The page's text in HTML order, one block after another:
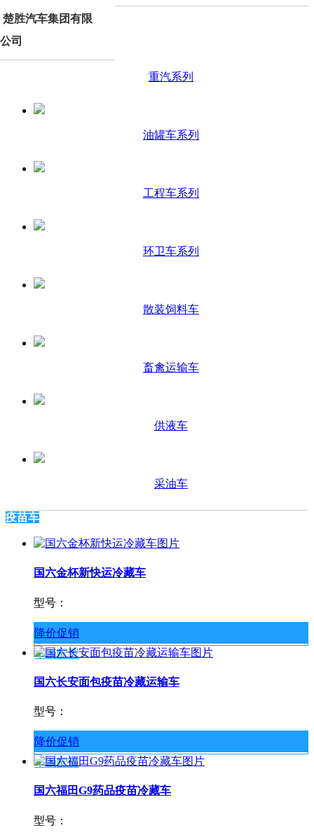
楚胜汽车集团有限
公司
产品分类
重汽系列
油罐车系列
工程车系列
环卫车系列
散装饲料车
畜禽运输车
供液车
采油车
疫苗车
国六金杯新快运冷藏车
型号：
降价促销
车辆配置
国六长安面包疫苗冷藏运输车
型号：
降价促销
车辆配置
国六福田G9药品疫苗冷藏车
型号：